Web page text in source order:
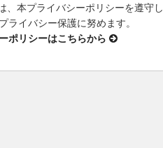
、本プライバシーポリシーを遵守し
ライバシー保護に努めます。
ポリシーはこちらから